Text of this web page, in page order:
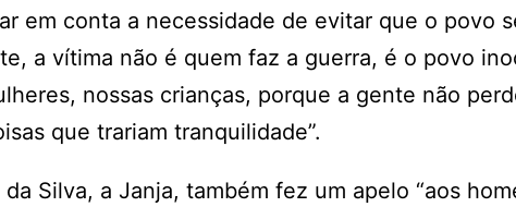
em conta a necessidade de evitar que o povo
a vítima não é quem faz a guerra, é o povo
nossas crianças, porque a gente não
que trariam tranquilidade”.
Silva, a Janja, também fez um apelo “aos